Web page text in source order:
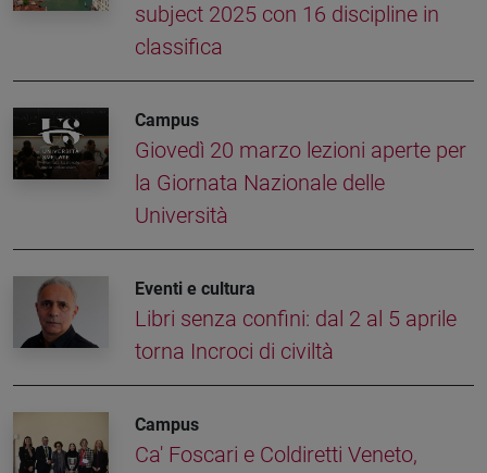
subject 2025 con 16 discipline in
classifica
Campus
Giovedì 20 marzo lezioni aperte per
la Giornata Nazionale delle
Università
Eventi e cultura
Libri senza confini: dal 2 al 5 aprile
torna Incroci di civiltà
Campus
Ca' Foscari e Coldiretti Veneto,